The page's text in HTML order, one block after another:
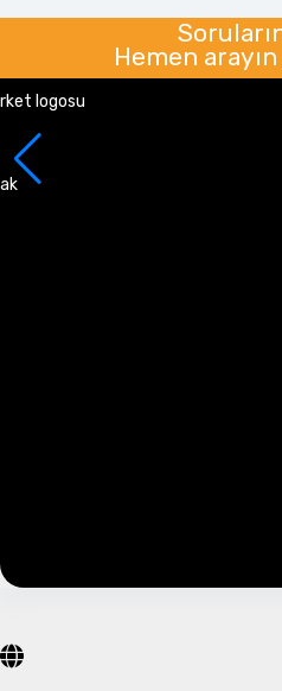
Hemen arayın